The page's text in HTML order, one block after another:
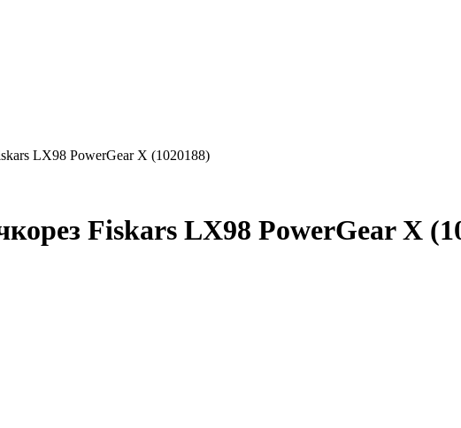
LX98 PowerGear X (1020188)
Fiskars LX98 PowerGear X